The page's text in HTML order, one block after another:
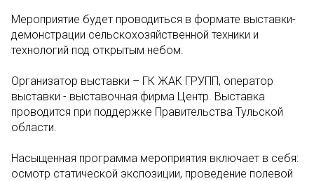
Мероприятие будет проводиться в формате выставки-
демонстрации сельскохозяйственной техники и
технологий под открытым небом.
Организатор выставки – ГК ЖАК ГРУПП, оператор
выставки - выставочная фирма Центр. Выставка
проводится при поддержке Правительства Тульской
области.
Насыщенная программа мероприятия включает в себя:
осмотр статической экспозиции, проведение полевой